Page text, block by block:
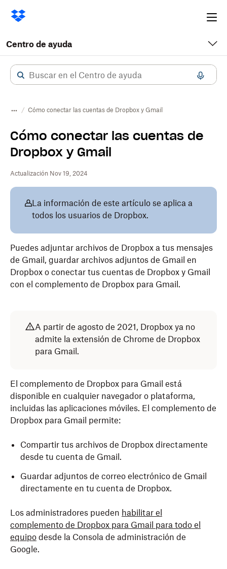
Centro de ayuda
Cómo conectar las cuentas de Dropbox y Gmail
Cómo conectar las cuentas de
Dropbox y Gmail
Actualización Nov 19, 2024
La información de este artículo se aplica a
todos los usuarios de Dropbox.
Puedes adjuntar archivos de Dropbox a tus mensajes
de Gmail, guardar archivos adjuntos de Gmail en
Dropbox o conectar tus cuentas de Dropbox y Gmail
con el complemento de Dropbox para Gmail.
A partir de agosto de 2021, Dropbox ya no
admite la extensión de Chrome de Dropbox
para Gmail.
El complemento de Dropbox para Gmail está
disponible en cualquier navegador o plataforma,
incluidas las aplicaciones móviles. El complemento de
Dropbox para Gmail permite:
Compartir tus archivos de Dropbox directamente
desde tu cuenta de Gmail.
Guardar adjuntos de correo electrónico de Gmail
directamente en tu cuenta de Dropbox.
Los administradores pueden habilitar el
complemento de Dropbox para Gmail para todo el
equipo desde la Consola de administración de
Google.